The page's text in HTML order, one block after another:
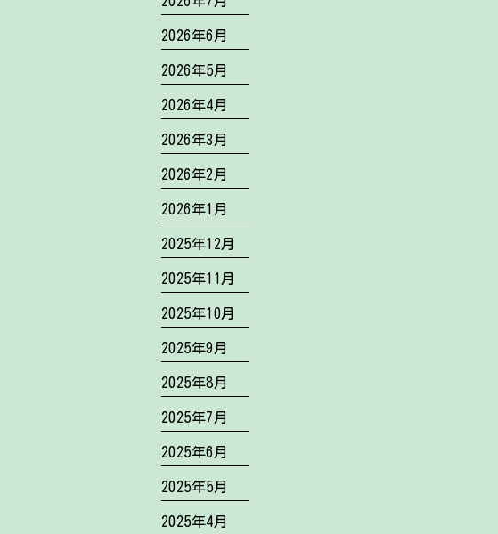
2026年6月
2026年5月
2026年4月
2026年3月
2026年2月
2026年1月
2025年12月
2025年11月
2025年10月
2025年9月
2025年8月
2025年7月
2025年6月
2025年5月
2025年4月